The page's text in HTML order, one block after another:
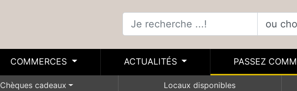
COMMERCES ACTUALITÉS PASSEZ
Chèques cadeaux Locaux disponibles